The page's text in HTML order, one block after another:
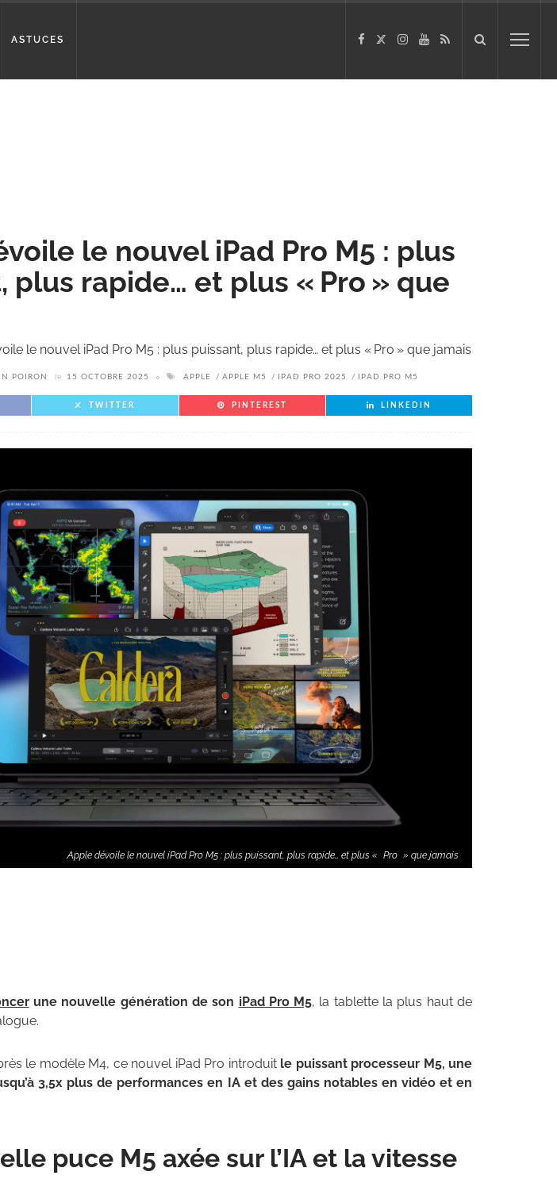
ASTUCES
le nouvel iPad Pro M5 : plus
plus rapide… et plus « Pro » que
le nouvel iPad Pro M5 : plus puissant, plus rapide… et plus « Pro » que jamais
POIRON le 15 OCTOBRE 2025 APPLE APPLE M5 IPAD PRO 2025 IPAD PRO M5
TWITTER PINTEREST LINKEDIN
Apple dévoile le nouvel iPad Pro M5 : plus puissant, plus rapide… et plus « Pro » que jamais
une nouvelle génération de son iPad Pro M5, la tablette la plus haut de
le modèle M4, ce nouvel iPad Pro introduit le puissant processeur M5, une
3,5x plus de performances en IA et des gains notables en vidéo et en
puce M5 axée sur l’IA et la vitesse